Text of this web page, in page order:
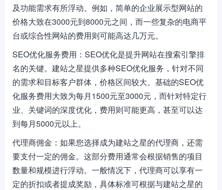
及功能需求有所浮动。例如，简单的企业展示型网站的
价格大致在3000元到8000元之间，而一些复杂的电商平
台或综合性网站的费用则可能高达几万元。
SEO优化服务费用：SEO优化是提升网站在搜索引擎排
名的关键。建站之星提供多种SEO优化服务，针对不同
的需求和目标客户群体，价格区间较大。基础的SEO优
化服务费用大致为每月1500元至3000元，而针对特定行
业、关键词的深度优化，费用则可能更高，甚至可以达
到每月5000元以上。
代理商佣金：如果您选择成为建站之星的代理商，还需
要支付一定的佣金。这部分费用通常会根据销售的项目
数量和规模进行浮动。一般情况下，代理商可以享有一
定的折扣或者提成奖励，具体标准可根据与建站之星的